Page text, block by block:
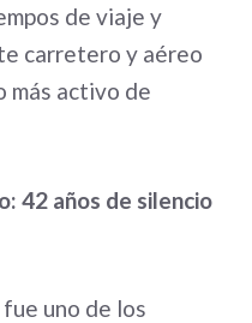
de viaje y
carretero y aéreo
más activo de
42 años de silencio
uno de los